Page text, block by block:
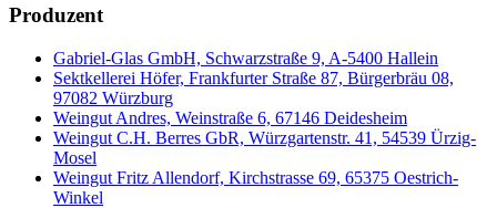
Produzent
Gabriel-Glas GmbH, Schwarzstraße 9, A-5400 Hallein
Sektkellerei Höfer, Frankfurter Straße 87, Bürgerbräu 08,
97082 Würzburg
Weingut Andres, Weinstraße 6, 67146 Deidesheim
Weingut C.H. Berres GbR, Würzgartenstr. 41, 54539 Ürzig-
Mosel
Weingut Fritz Allendorf, Kirchstrasse 69, 65375 Oestrich-
Winkel